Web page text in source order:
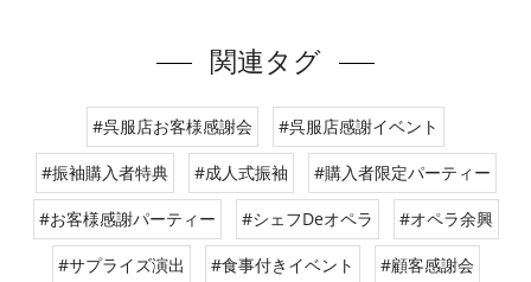
関連タグ
#呉服店お客様感謝会 #呉服店感謝イベント
#振袖購入者特典 #成人式振袖 #購入者限定パーティー
#お客様感謝パーティー #シェフDeオペラ #オペラ余興
#サプライズ演出 #食事付きイベント #顧客感謝会